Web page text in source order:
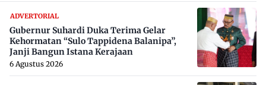
ADVERTORIAL
Gubernur Suhardi Duka Terima Gelar
Kehormatan “Sulo Tappidena Balanipa”,
Janji Bangun Istana Kerajaan
6 Agustus 2026